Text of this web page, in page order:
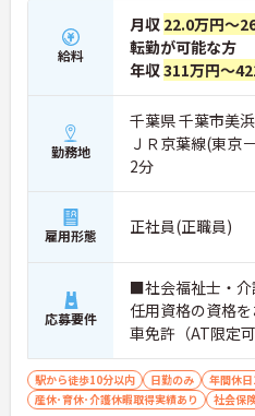
給料
月収 22.0万円～
転勤が可能な方
年収311万円～
勤務地
千葉県 千葉市美
ＪＲ京葉線(東京
2分
雇用形態 正社員(正職員)
応募要件
■社会福祉士・介
任用資格の資格
車免許（AT限定
新卒を歓迎致し
駅から徒歩10分以内 日勤のみ 年間休
産休･育休･介護休暇取得実績あり
社会保